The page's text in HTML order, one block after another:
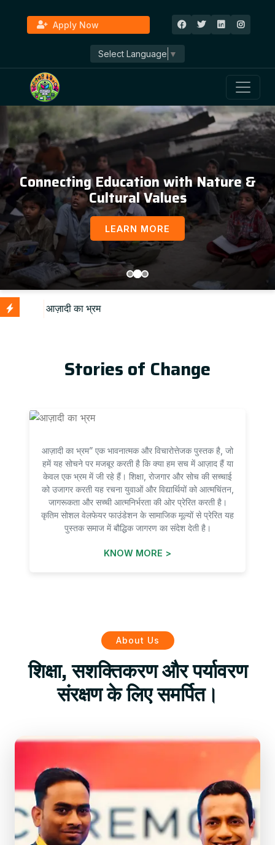
Apply Now
Select Language ▼
Connecting Education with Nature &
Cultural Values
LEARN MORE
Stories of Change
आज़ादी का भ्रम” एक भावनात्मक और विचारोत्तेजक पुस्तक है, जो
हमें यह सोचने पर मजबूर करती है कि क्या हम सच में आज़ाद हैं या
केवल एक भ्रम में जी रहे हैं। शिक्षा, रोजगार और सोच की सच्चाई
को उजागर करती यह रचना युवाओं और विद्यार्थियों को आत्मचिंतन,
जागरूकता और सच्ची आत्मनिर्भरता की ओर प्रेरित करती है।
कृतिम सोशल वेलफेयर फाउंडेशन के सामाजिक मूल्यों से प्रेरित यह
पुस्तक समाज में बौद्धिक जागरण का संदेश देती है।
KNOW MORE >
About Us
शिक्षा, सशक्तिकरण और पर्यावरण
संरक्षण के लिए समर्पित।